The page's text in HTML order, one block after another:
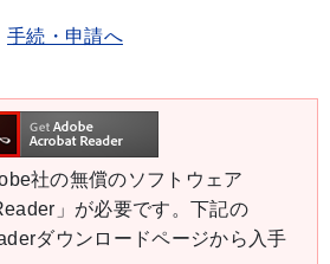
手続・申請へ
社の無償のソフトウェア
」が必要です。下記の
ダウンロードページから入手